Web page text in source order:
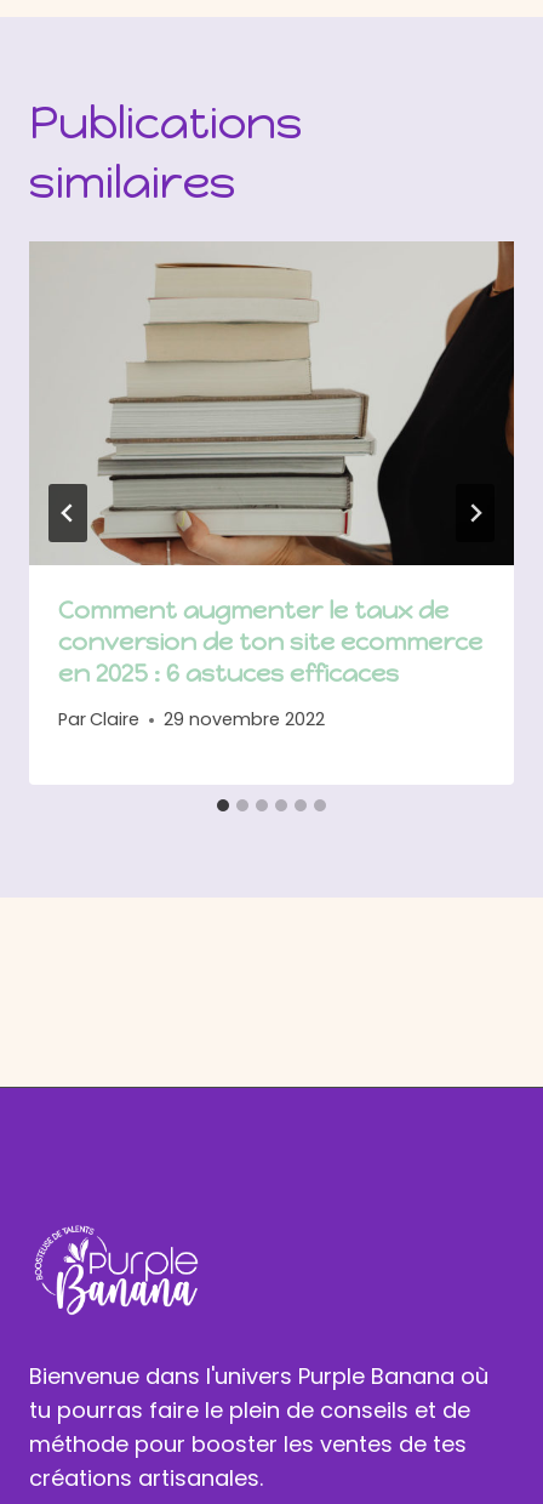
Publications
similaires
Comment augmenter le taux de
conversion de ton site ecommerce
en 2025 : 6 astuces efficaces
ParClaire 29 novembre 2022
Bienvenue dans l'univers Purple Banana où
tu pourras faire le plein de conseils et de
méthode pour booster les ventes de tes
créations artisanales.